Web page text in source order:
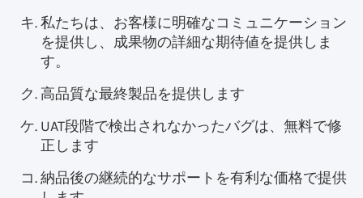
私たちは、お客様に明確なコミュニケーション
を提供し、成果物の詳細な期待値を提供しま
す。
高品質な最終製品を提供します
UAT段階で検出されなかったバグは、無料で修
正します
納品後の継続的なサポートを有利な価格で提供